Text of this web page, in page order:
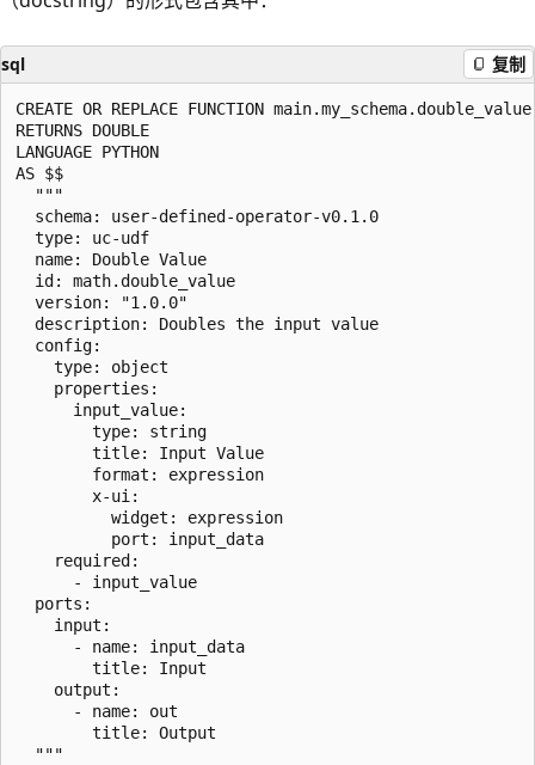
sql 复制
CREATE OR REPLACE FUNCTION
RETURNS DOUBLE
LANGUAGE PYTHON
AS $$
  """
  schema: user-defined-operator-v0.1.0
  type: uc-udf
  name: Double Value
  id: math.double_value
  version: "1.0.0"
  description: Doubles the input value
  config:
    type: object
    properties:
      input_value:
        type: string
        title: Input Value
        format: expression
        x-ui:
          widget: expression
          port: input_data
    required:
      - input_value
  ports:
    input:
      - name: input_data
        title: Input
    output:
      - name: out
        title: Output
  """